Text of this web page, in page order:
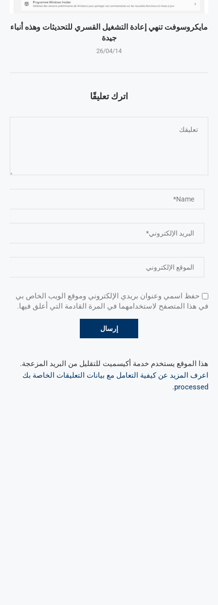
مايكروسوفت تنهي إعادة التشغيل القسري للتحديثات وهذه أنباء
جيدة
26/04/14
اترك تعليقًا
حفظ اسمي وعنوان بريدي الإلكتروني وموقع الويب الخاص بي
في هذا المتصفح لاستخدامهما في المرة القادمة التي أعلق فيها.
هذا الموقع يستخدم خدمة أكيسميت للتقليل من البريد المزعجة.
اعرف المزيد عن كيفية التعامل مع بيانات التعليقات الخاصة بك
processed
.